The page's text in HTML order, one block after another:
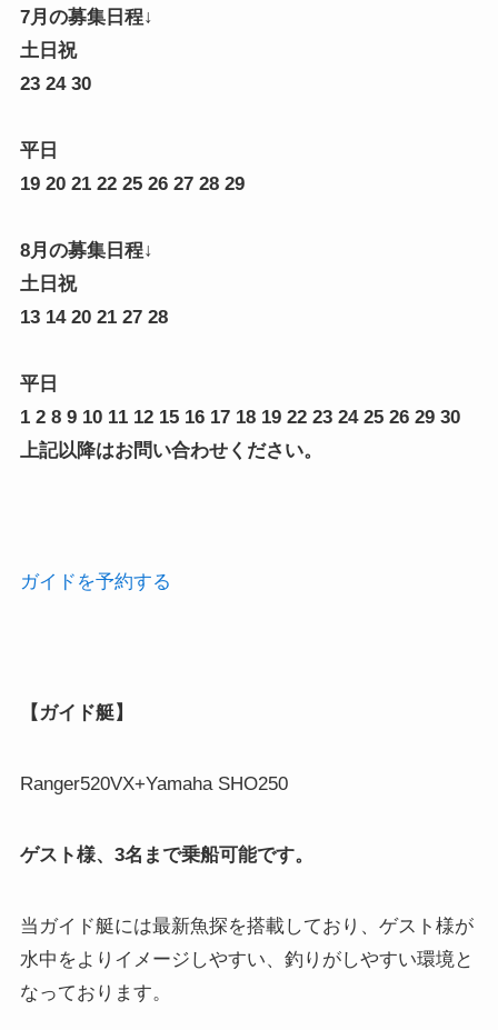
7月の募集日程↓
土日祝
23 24 30
平日
19 20 21 22 25 26 27 28 29
8月の募集日程↓
土日祝
13 14 20 21 27 28
平日
1 2 8 9 10 11 12 15 16 17 18 19 22 23 24 25 26 29 30
上記以降はお問い合わせください。
ガイドを予約する
【ガイド艇】
Ranger520VX+Yamaha SHO250
ゲスト様、3名まで乗船可能です。
当ガイド艇には最新魚探を搭載しており、ゲスト様が
水中をよりイメージしやすい、釣りがしやすい環境と
なっております。